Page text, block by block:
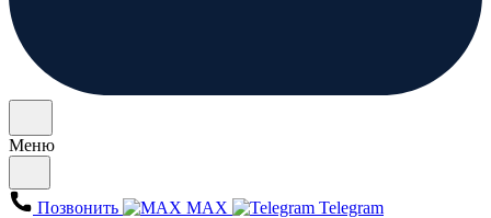
Меню
Позвонить MAX
Telegram